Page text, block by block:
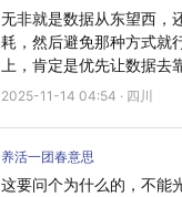
无非就是数据从东望西，
耗，然后避免那种方式就
上，肯定是优先让数据
2025-11-14 04:54 · 四川
养活一团春意思
这要问个为什么的，不能